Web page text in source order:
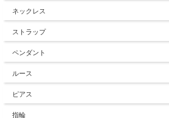
ネックレス
ストラップ
ペンダント
ルース
ピアス
指輪